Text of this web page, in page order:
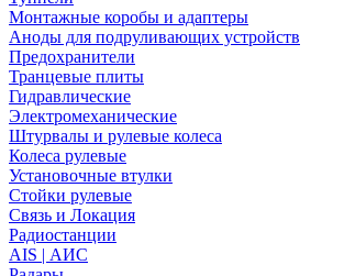
Монтажные коробы и адаптеры
Аноды для подруливающих устройств
Предохранители
Транцевые плиты
Гидравлические
Электромеханические
Штурвалы и рулевые колеса
Колеса рулевые
Установочные втулки
Стойки рулевые
Связь и Локация
Радиостанции
AIS | АИС